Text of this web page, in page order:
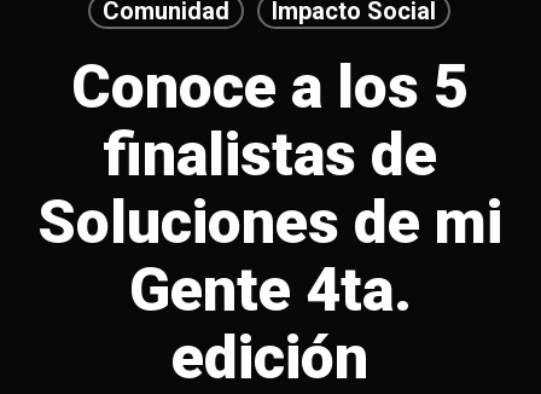
Comunidad Impacto Social
Conoce a los 5
finalistas de
Soluciones de mi
Gente 4ta.
edición